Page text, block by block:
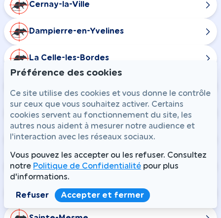
Cernay-la-Ville
Dampierre-en-Yvelines
La Celle-les-Bordes
Longvilliers
Ponthévrard
Rochefort-en-Yvelines
Saint-Arnoult-en-Yvelines
Préférence des cookies
Ce site utilise des cookies et vous donne le contrôle
sur ceux que vous souhaitez activer. Certains
cookies servent au fonctionnement du site, les
autres nous aident à mesurer notre audience et
l'interaction avec les réseaux sociaux.
Vous pouvez les accepter ou les refuser. Consultez
notre Politique de Confidentialité pour plus
d'informations.
Refuser Accepter et fermer